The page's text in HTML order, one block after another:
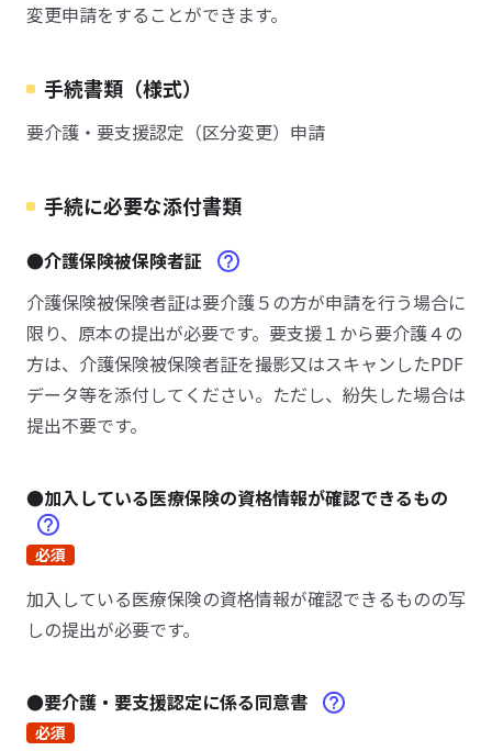
変更申請をすることができます。
手続書類（様式）
要介護・要支援認定（区分変更）申請
手続に必要な添付書類
●介護保険被保険者証
介護保険被保険者証は要介護５の方が申請を行う場合に
限り、原本の提出が必要です。要支援１から要介護４の
方は、介護保険被保険者証を撮影又はスキャンしたPDF
データ等を添付してください。ただし、紛失した場合は
提出不要です。
●加入している医療保険の資格情報が確認できるもの
必須
加入している医療保険の資格情報が確認できるものの写
しの提出が必要です。
●要介護・要支援認定に係る同意書
必須